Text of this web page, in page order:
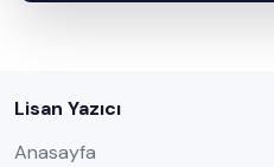
Lisan Yazıcı
Anasayfa